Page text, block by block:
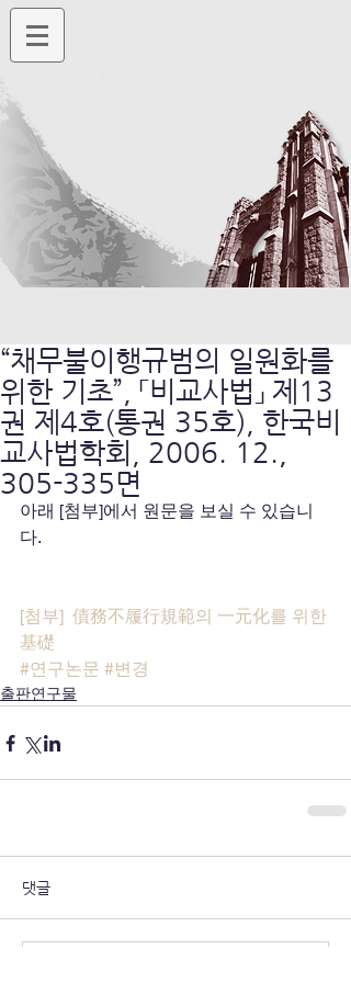
“채무불이행규범의 일원화를
위한 기초”, 「비교사법」 제13
권 제4호(통권 35호), 한국비
교사법학회, 2006. 12.,
305-335면
아래 [첨부]에서 원문을 보실 수 있습니
다.
[첨부]  債務不履行規範의 一元化를 위한
基礎
#연구논문 #변경
출판연구물
댓글